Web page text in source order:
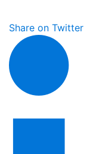
Share on Twitter